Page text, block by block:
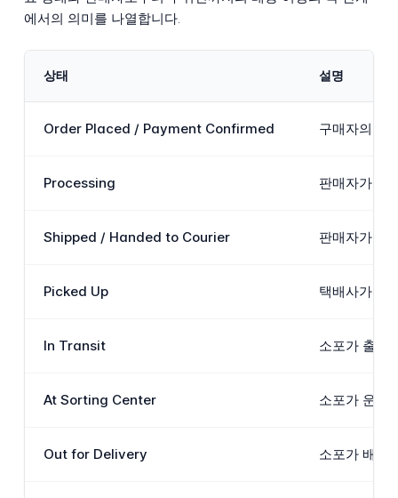
에서의 의미를 나열합니다.
상태 설명
Order Placed / Payment Confirmed 구매자의 결
Processing 판매자가 발
Shipped / Handed to Courier 판매자가 소
Picked Up 택배사가 판
In Transit 소포가 출발
At Sorting Center 소포가 운송
Out for Delivery 소포가 배송